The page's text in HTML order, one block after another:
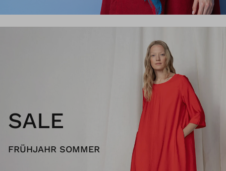
SALE
FRÜHJAHR SOMMER